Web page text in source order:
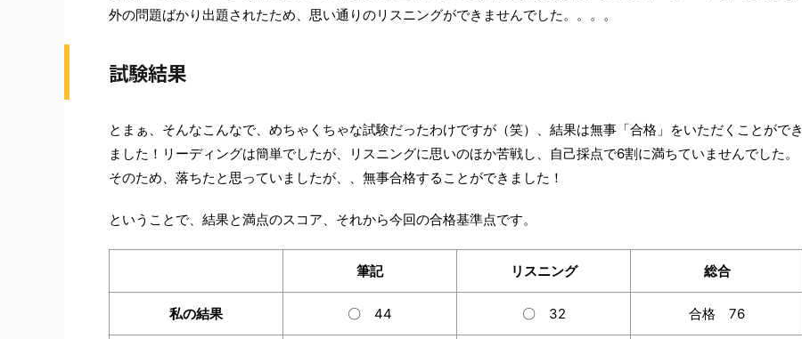
外の問題ばかり出題されたため、思い通りのリスニングができませんでした。。。。
試験結果
とまぁ、そんなこんなで、めちゃくちゃな試験だったわけですが（笑）、結果は無事「合格」をいただくことができ
ました！リーディングは簡単でしたが、リスニングに思いのほか苦戦し、自己採点で6割に満ちていませんでした。
そのため、落ちたと思っていましたが、、無事合格することができました！
ということで、結果と満点のスコア、それから今回の合格基準点です。
筆記 リスニング 総合
私の結果 〇 44 〇 32 合格 76